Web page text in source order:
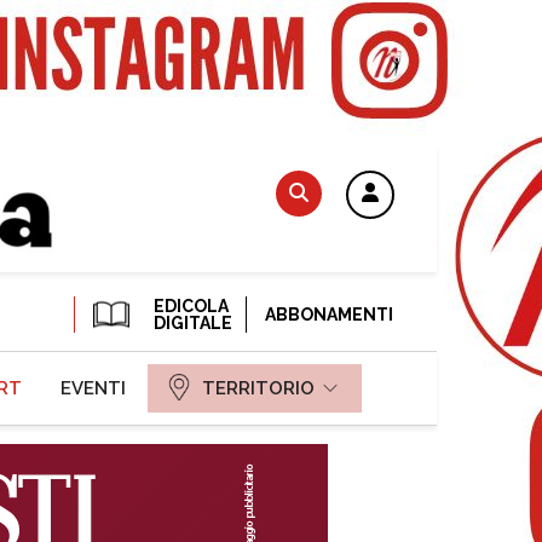
EDICOLA
DIGITALE
ABBONAMENTI
EVENTI TERRITORIO